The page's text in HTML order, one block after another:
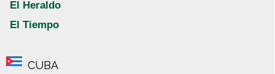
El Heraldo
El Tiempo
CUBA